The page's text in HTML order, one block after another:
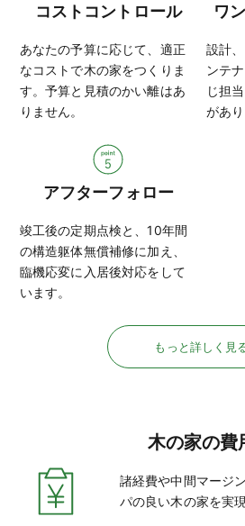
コストコントロール
あなたの予算に応じて、適正
なコストで木の家をつくりま
す。予算と見積のかい離はあ
りません。
ワ
設計
ンテ
じ担
があり
アフターフォロー
竣工後の定期点検と、10年間
の構造躯体無償補修に加え、
臨機応変に入居後対応をして
います。
もっと詳しく見
木の家の費
諸経費や中間マージ
パの良い木の家を実